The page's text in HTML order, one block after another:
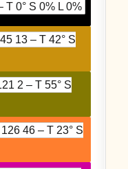
T 0° S 0% L 0%
13 – T 42° S
2 – T 55° S
46 – T 23° S